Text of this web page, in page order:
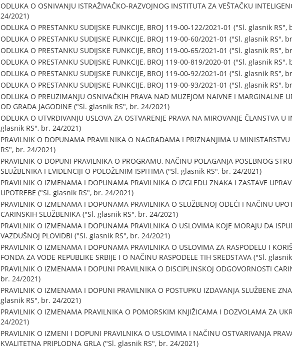
ODLUKA O OSNIVANJU ISTRAŽIVAČKO-RAZVOJNOG INSTITUTA ZA VEŠTAČKU
24/2021)
ODLUKA O PRESTANKU SUDIJSKE FUNKCIJE, BROJ 119-00-122/2021-01 ("Sl. glasnik
ODLUKA O PRESTANKU SUDIJSKE FUNKCIJE, BROJ 119-00-60/2021-01 ("Sl. glasnik RS",
ODLUKA O PRESTANKU SUDIJSKE FUNKCIJE, BROJ 119-00-65/2021-01 ("Sl. glasnik RS",
ODLUKA O PRESTANKU SUDIJSKE FUNKCIJE, BROJ 119-00-819/2020-01 ("Sl. glasnik
ODLUKA O PRESTANKU SUDIJSKE FUNKCIJE, BROJ 119-00-92/2021-01 ("Sl. glasnik RS",
ODLUKA O PRESTANKU SUDIJSKE FUNKCIJE, BROJ 119-00-93/2021-01 ("Sl. glasnik RS",
ODLUKA O PREUZIMANJU OSNIVAČKIH PRAVA NAD MUZEJOM NAIVNE I MARGINALNE
OD GRADA JAGODINE ("Sl. glasnik RS", br. 24/2021)
ODLUKA O UTVRĐIVANJU USLOVA ZA OSTVARENJE PRAVA NA MIROVANJE ČLANSTVA U
glasnik RS", br. 24/2021)
PRAVILNIK O DOPUNAMA PRAVILNIKA O NAGRADAMA I PRIZNANJIMA U
RS", br. 24/2021)
PRAVILNIK O DOPUNI PRAVILNIKA O PROGRAMU, NAČINU POLAGANJA POSEBNOG
SLUŽBENIKA I EVIDENCIJI O POLOŽENIM ISPITIMA ("Sl. glasnik RS", br. 24/2021)
PRAVILNIK O IZMENAMA I DOPUNAMA PRAVILNIKA O IZGLEDU ZNAKA I ZASTAVE
UPOTREBE ("Sl. glasnik RS", br. 24/2021)
PRAVILNIK O IZMENAMA I DOPUNAMA PRAVILNIKA O SLUŽBENOJ ODEĆI I NAČINU
CARINSKIH SLUŽBENIKA ("Sl. glasnik RS", br. 24/2021)
PRAVILNIK O IZMENAMA I DOPUNAMA PRAVILNIKA O USLOVIMA KOJE MORAJU DA
VAZDUŠNOJ PLOVIDBI ("Sl. glasnik RS", br. 24/2021)
PRAVILNIK O IZMENAMA I DOPUNAMA PRAVILNIKA O USLOVIMA ZA RASPODELU I
FONDA ZA VODE REPUBLIKE SRBIJE I O NAČINU RASPODELE TIH SREDSTAVA ("Sl.
PRAVILNIK O IZMENAMA I DOPUNI PRAVILNIKA O DISCIPLINSKOJ ODGOVORNOSTI
br. 24/2021)
PRAVILNIK O IZMENAMA I DOPUNI PRAVILNIKA O POSTUPKU IZDAVANJA SLUŽBENE
glasnik RS", br. 24/2021)
PRAVILNIK O IZMENAMA PRAVILNIKA O POMORSKIM KNJIŽICAMA I DOZVOLAMA ZA
24/2021)
PRAVILNIK O IZMENI I DOPUNI PRAVILNIKA O USLOVIMA I NAČINU OSTVARIVANJA
KVALITETNA PRIPLODNA GRLA ("Sl. glasnik RS", br. 24/2021)